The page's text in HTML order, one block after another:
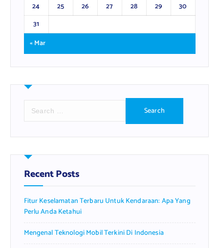
24
25 26 27 28 29
30
31
« Mar
r
h
f
o
:
Recent Posts
Fitur Keselamatan Terbaru Untuk Kendaraan: Apa Yang
Perlu Anda Ketahui
Mengenal Teknologi Mobil Terkini Di Indonesia